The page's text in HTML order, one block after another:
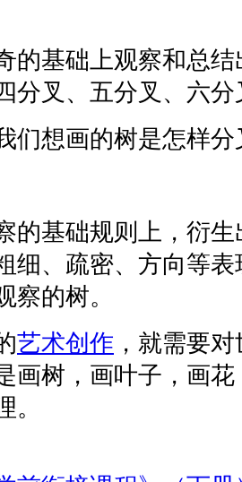
的基础上观察和总
分叉、五分叉、六
们想画的树是怎样分
的基础规则上，衍
细、疏密、方向等
察的树。
艺术创作 ，就需要
画树，画叶子，画
。